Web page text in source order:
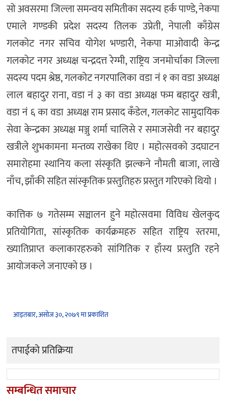
सो अवसरमा जिल्ला समन्वय समितीका सदस्य हर्क पाण्डे, नेकपा
एमाले गण्डकी प्रदेश सदस्य तिलक उप्रेती, नेपाली काँग्रेस
गलकोट नगर सचिव योगेश भण्डारी, नेकपा माओवादी केन्द्र
गलकोट नगर अध्यक्ष चन्द्रदत्त रेग्मी, राष्ट्रिय जनमोर्चाका जिल्ला
सदस्य पदम श्रेष्ठ, गलकोट नगरपालिका वडा नं १ का वडा अध्यक्ष
लाल बहादुर राना, वडा नं ३ का वडा अध्यक्ष फम बहादुर खत्री,
वडा नं ६ का वडा अध्यक्ष राम प्रसाद कँडेल, गलकोट सामुदायिक
सेवा केन्द्रका अध्यक्ष मञ्जु शर्मा चालिसे र समाजसेवी नर बहादुर
खत्रीले शुभकामना मन्तव्य राखेका थिए । महोत्सवको उदघाटन
समारोहमा स्थानिय कला संस्कृति झल्कने नौमती बाजा, लाखे
नाँच, झाँकी सहित सांस्कृतिक प्रस्तुतिहरु प्रस्तुत गरिएको थियो ।
कात्तिक ७ गतेसम्म सञ्चालन हुने महोत्सवमा विविध खेलकुद
प्रतियोगिता, सांस्कृतिक कार्यक्रमहरु सहित राष्ट्रिय स्तरमा,
ख्यातिप्राप्त कलाकारहरुको सांगितिक र हाँस्य प्रस्तुति रहने
आयोजकले जनाएको छ ।
आइतबार, असोज ३०, २०७९ मा प्रकाशित
तपाईको प्रतिक्रिया
सम्बन्धित समाचार